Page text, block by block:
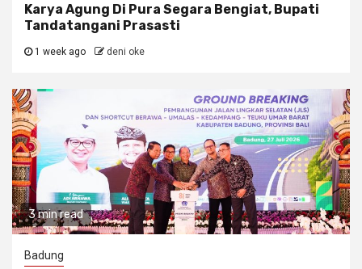
Karya Agung Di Pura Segara Bengiat, Bupati
Tandatangani Prasasti
1 week ago deni oke
3 min read
Badung